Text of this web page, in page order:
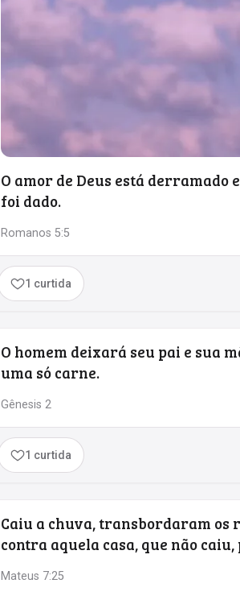
O amor de Deus está derramado
foi dado.
Romanos 5:5
1 curtida
O homem deixará seu pai e sua
uma só carne.
Gênesis 2
1 curtida
Caiu a chuva, transbordaram os
contra aquela casa, que não
Mateus 7:25